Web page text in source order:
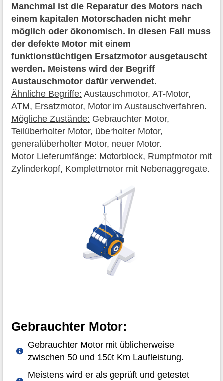
Manchmal ist die Reparatur des Motors nach
einem kapitalen Motorschaden nicht mehr
möglich oder ökonomisch. In diesen Fall muss
der defekte Motor mit einem
funktionstüchtigen Ersatzmotor ausgetauscht
werden. Meistens wird der Begriff
Austauschmotor dafür verwendet.
Ähnliche Begriffe: Austauschmotor, AT-Motor,
ATM, Ersatzmotor, Motor im Austauschverfahren.
Mögliche Zustände: Gebrauchter Motor,
Teilüberholter Motor, überholter Motor,
generalüberholter Motor, neuer Motor.
Motor Lieferumfänge: Motorblock, Rumpfmotor mit
Zylinderkopf, Komplettmotor mit Nebenaggregate.
Gebrauchter Motor:
Gebrauchter Motor mit üblicherweise
zwischen 50 und 150t Km Laufleistung.
Meistens wird er als geprüft und getestet